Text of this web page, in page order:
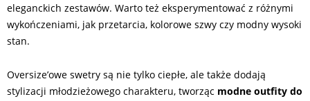
eleganckich zestawów. Warto też eksperymentować z różnymi
wykończeniami, jak przetarcia, kolorowe szwy czy modny wysoki
stan.
Oversize’owe swetry są nie tylko ciepłe, ale także dodają
stylizacji młodzieżowego charakteru, tworząc modne outfity do